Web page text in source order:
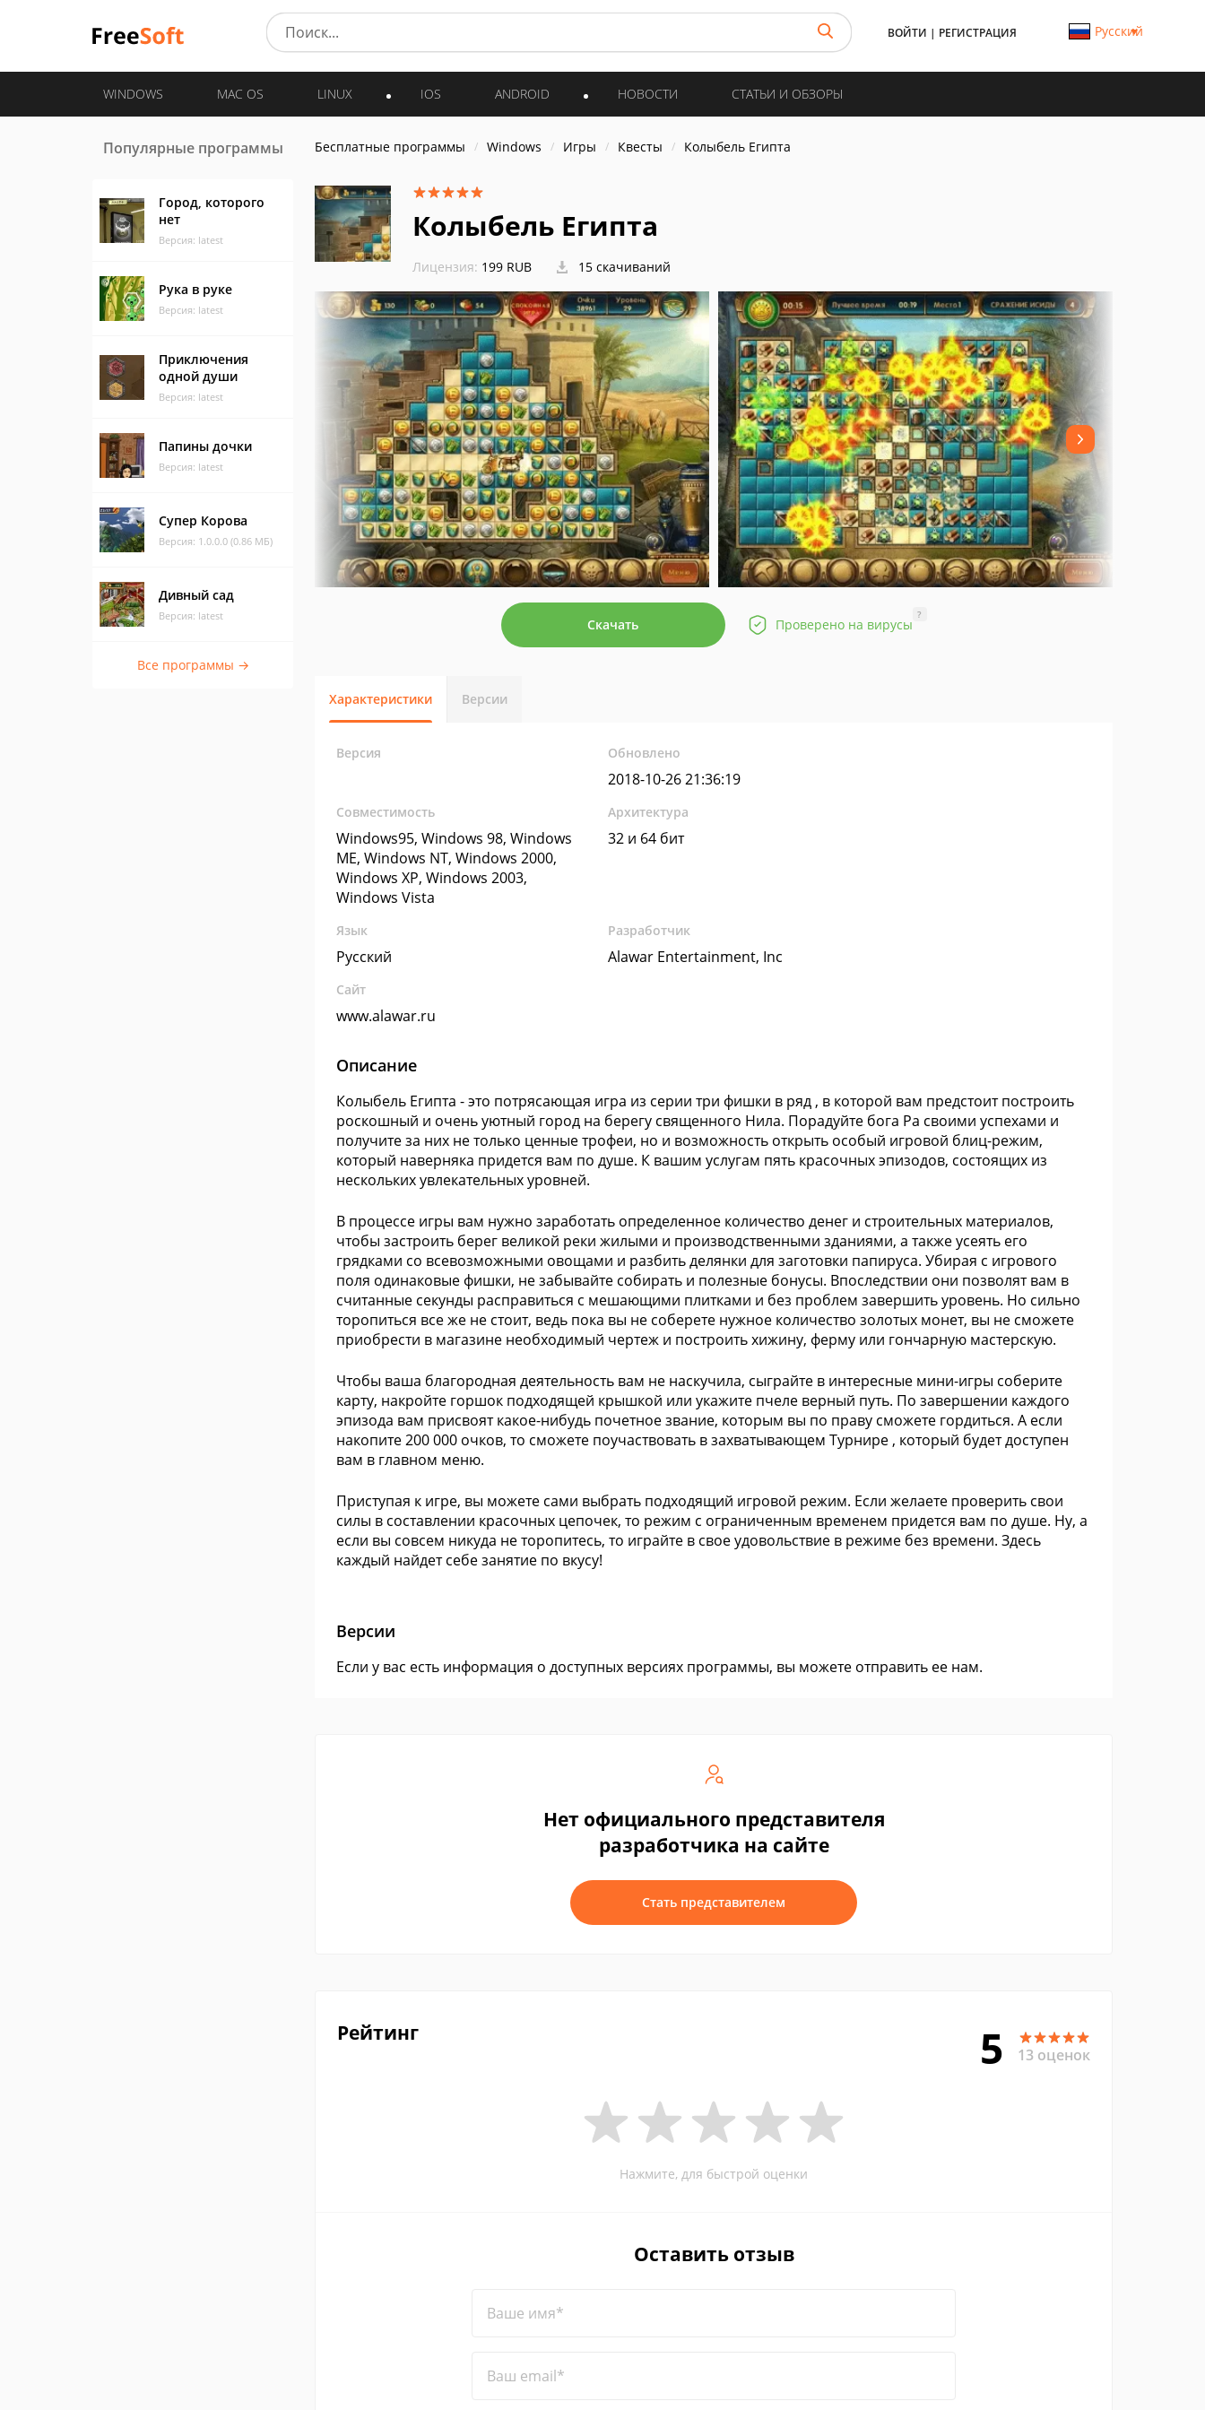
ВОЙТИ | РЕГИСТРАЦИЯ Русский
WINDOWS MAC OS LINUX IOS ANDROID НОВОСТИ СТАТЬИ И ОБЗОРЫ
Популярные программы
Город, которого
нет
Версия: latest
Рука в руке
Версия: latest
Приключения
одной души
Версия: latest
Папины дочки
Версия: latest
Супер Корова
Версия: 1.0.0.0 (0.86 МБ)
Дивный сад
Версия: latest
Все программы →
Бесплатные программы Windows Игры Квесты Колыбель Египта
Колыбель Египта
Лицензия: 199 RUB 15 скачиваний
Скачать Проверено на вирусы
?
Характеристики Версии
Версия Обновлено
2018-10-26 21:36:19
Совместимость
Windows95, Windows 98, Windows
ME, Windows NT, Windows 2000,
Windows XP, Windows 2003,
Windows Vista
Архитектура
32 и 64 бит
Язык
Русский
Разработчик
Alawar Entertainment, Inc
Сайт
www.alawar.ru
Описание
Колыбель Египта - это потрясающая игра из серии три фишки в ряд , в которой вам предстоит построить
роскошный и очень уютный город на берегу священного Нила. Порадуйте бога Ра своими успехами и
получите за них не только ценные трофеи, но и возможность открыть особый игровой блиц-режим,
который наверняка придется вам по душе. К вашим услугам пять красочных эпизодов, состоящих из
нескольких увлекательных уровней.
В процессе игры вам нужно заработать определенное количество денег и строительных материалов,
чтобы застроить берег великой реки жилыми и производственными зданиями, а также усеять его
грядками со всевозможными овощами и разбить делянки для заготовки папируса. Убирая с игрового
поля одинаковые фишки, не забывайте собирать и полезные бонусы. Впоследствии они позволят вам в
считанные секунды расправиться с мешающими плитками и без проблем завершить уровень. Но сильно
торопиться все же не стоит, ведь пока вы не соберете нужное количество золотых монет, вы не сможете
приобрести в магазине необходимый чертеж и построить хижину, ферму или гончарную мастерскую.
Чтобы ваша благородная деятельность вам не наскучила, сыграйте в интересные мини-игры соберите
карту, накройте горшок подходящей крышкой или укажите пчеле верный путь. По завершении каждого
эпизода вам присвоят какое-нибудь почетное звание, которым вы по праву сможете гордиться. А если
накопите 200 000 очков, то сможете поучаствовать в захватывающем Турнире , который будет доступен
вам в главном меню.
Приступая к игре, вы можете сами выбрать подходящий игровой режим. Если желаете проверить свои
силы в составлении красочных цепочек, то режим с ограниченным временем придется вам по душе. Ну, а
если вы совсем никуда не торопитесь, то играйте в свое удовольствие в режиме без времени. Здесь
каждый найдет себе занятие по вкусу!
Версии
Если у вас есть информация о доступных версиях программы, вы можете отправить ее нам.
Нет официального представителя
разработчика на сайте
Стать представителем
Рейтинг 5 13 оценок
Нажмите, для быстрой оценки
Оставить отзыв
Ваше имя*
Ваш email*